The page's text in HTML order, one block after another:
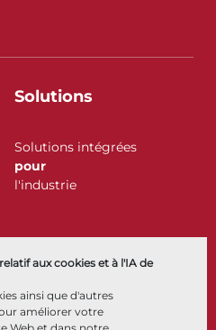
aux cookies et à l'IA de
ainsi que d'autres
améliorer votre
Solutions
Solutions intégrées
pour
l'industrie
Ressources